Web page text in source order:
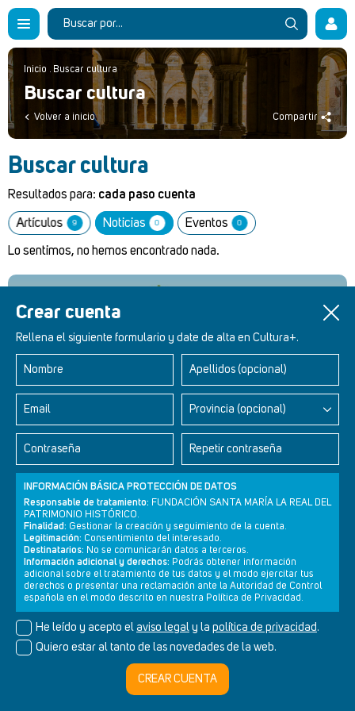
Crear cuenta
Rellena el siguiente formulario y date de alta en Cultura+.
Nombre Apellidos (opcional)
Email Provincia (opcional)
Contraseña Repetir contraseña
INFORMACIÓN BÁSICA PROTECCIÓN DE DATOS
Responsable de tratamiento: FUNDACIÓN SANTA MARÍA LA REAL DEL
PATRIMONIO HISTÓRICO.
Finalidad: Gestionar la creación y seguimiento de la cuenta.
Legitimación: Consentimiento del interesado.
Destinatarios: No se comunicarán datos a terceros.
Información adicional y derechos: Podrás obtener información
adicional sobre el tratamiento de tus datos y el modo ejercitar tus
derechos o presentar una reclamación ante la Autoridad de Control
española en el modo descrito en nuestra Política de Privacidad.
He leído y acepto el aviso legal y la política de privacidad.
Quiero estar al tanto de las novedades de la web.
CREAR CUENTA
Inicio . Buscar cultura
Buscar cultura
Volver a inicio Compartir
Buscar cultura
Resultados para: cada paso cuenta
Artículos 9 Noticias 0 Eventos 0
Lo sentimos, no hemos encontrado nada.
Retablos Renacentistas Este de León
Newsletter Aviso legal Política de privacidad Política de cookies
© Cultura+ 2026. Todos los derechos reservados
Diseño web SGM